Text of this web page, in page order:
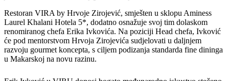
Restoran VIRA by Hrvoje Zirojević, smješten u sklopu Aminess
Laurel Khalani Hotela 5*, dodatno osnažuje svoj tim dolaskom
renomiranog chefa Erika Ivkovića. Na poziciji Head chefa, Ivković
će pod mentorstvom Hrvoja Zirojevića sudjelovati u daljnjem
razvoju gourmet koncepta, s ciljem podizanja standarda fine dininga
u Makarskoj na novu razinu.